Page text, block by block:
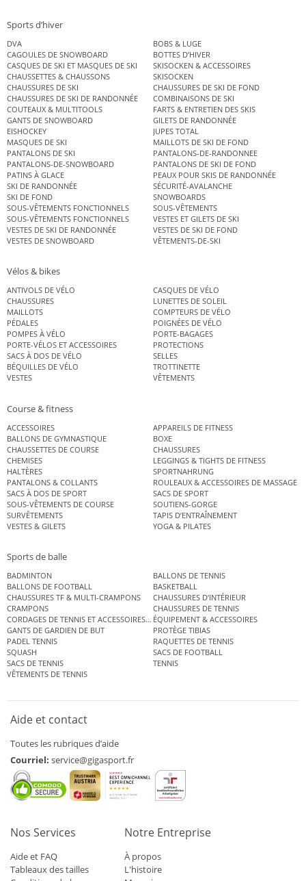
Sports d’hiver
DVA
BOBS & LUGE
CAGOULES DE SNOWBOARD
BOTTES D’HIVER
CASQUES DE SKI ET MASQUES DE SKI
SKISOCKEN & ACCESSOIRES
CHAUSSETTES & CHAUSSONS
SKISOCKEN
CHAUSSURES DE SKI
CHAUSSURES DE SKI DE FOND
CHAUSSURES DE SKI DE RANDONNÉE
COMBINAISONS DE SKI
COUTEAUX & MULTITOOLS
FARTS & ENTRETIEN DES SKIS
GANTS DE SNOWBOARD
GILETS DE RANDONNÉE
EISHOCKEY
JUPES TOTAL
MASQUES DE SKI
MAILLOTS DE SKI DE FOND
PANTALONS DE SKI
PANTALONS-DE-RANDONNEE
PANTALONS-DE-SNOWBOARD
PANTALONS DE SKI DE FOND
PATINS À GLACE
PEAUX POUR SKIS DE RANDONNÉE
SKI DE RANDONNÉE
SÉCURITÉ-AVALANCHE
SKI DE FOND
SNOWBOARDS
SOUS-VÊTEMENTS FONCTIONNELS
SOUS-VÊTEMENTS
SOUS-VÊTEMENTS FONCTIONNELS
VESTES ET GILETS DE SKI
VESTES DE SKI DE RANDONNÉE
VESTES DE SKI DE FOND
VESTES DE SNOWBOARD
VÊTEMENTS-DE-SKI
Vélos & bikes
ANTIVOLS DE VÉLO
CASQUES DE VÉLO
CHAUSSURES
LUNETTES DE SOLEIL
MAILLOTS
COMPTEURS DE VÉLO
PÉDALES
POIGNÉES DE VÉLO
POMPES À VÉLO
PORTE-BAGAGES
PORTE-VÉLOS ET ACCESSOIRES
PROTECTIONS
SACS À DOS DE VÉLO
SELLES
BÉQUILLES DE VÉLO
TROTTINETTE
VESTES
VÊTEMENTS
Course & fitness
ACCESSOIRES
APPAREILS DE FITNESS
BALLONS DE GYMNASTIQUE
BOXE
CHAUSSETTES DE COURSE
CHAUSSURES
CHEMISES
LEGGINGS & TIGHTS DE FITNESS
HALTÈRES
SPORTNAHRUNG
PANTALONS & COLLANTS
ROULEAUX & ACCESSOIRES DE MASSAGE
SACS À DOS DE SPORT
SACS DE SPORT
SOUS-VÊTEMENTS DE COURSE
SOUTIENS-GORGE
SURVÊTEMENTS
TAPIS D’ENTRAÎNEMENT
VESTES & GILETS
YOGA & PILATES
Sports de balle
BADMINTON
BALLONS DE TENNIS
BALLONS DE FOOTBALL
BASKETBALL
CHAUSSURES TF & MULTI-CRAMPONS
CHAUSSURES D’INTÉRIEUR
CRAMPONS
CHAUSSURES DE TENNIS
CORDAGES DE TENNIS ET ACCESSOIRES DE TENNISÉQUIPEMENT & ACCESSOIRES
GANTS DE GARDIEN DE BUT
PROTÈGE TIBIAS
PADEL TENNIS
RAQUETTES DE TENNIS
SQUASH
SACS DE FOOTBALL
SACS DE TENNIS
TENNIS
VÊTEMENTS DE TENNIS
Aide et contact
Toutes les rubriques d’aide
Courriel: service@gigasport.fr
Nos Services
Aide et FAQ
Tableaux des tailles
Notre Entreprise
À propos
L'histoire